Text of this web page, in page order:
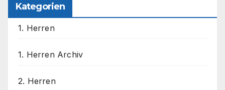
Kategorien
1. Herren
1. Herren Archiv
2. Herren